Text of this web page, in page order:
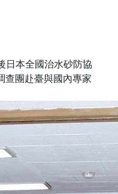
日本全國治水砂防協
查團赴臺與國內專家